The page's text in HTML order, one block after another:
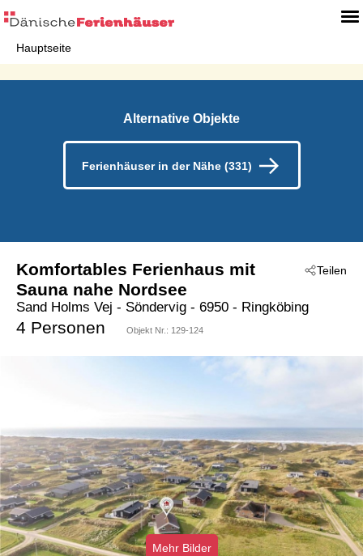
Hauptseite
Alternative Objekte
Ferienhäuser in der Nähe (331)
Teilen
Komfortables Ferienhaus mit
Sauna nahe Nordsee
Sand Holms Vej - Söndervig - 6950 - Ringköbing
4 Personen Objekt Nr.: 129-124
Mehr Bilder